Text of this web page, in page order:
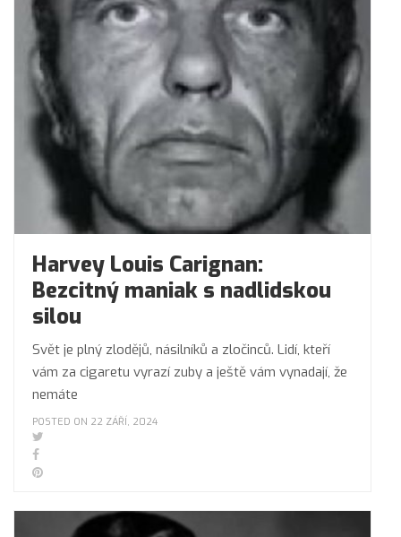
Harvey Louis Carignan:
Bezcitný maniak s nadlidskou
silou
Svět je plný zlodějů, násilníků a zločinců. Lidí, kteří
vám za cigaretu vyrazí zuby a ještě vám vynadají, že
nemáte
POSTED ON 22 ZÁŘÍ, 2024